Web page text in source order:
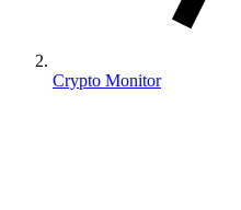
Crypto Monitor